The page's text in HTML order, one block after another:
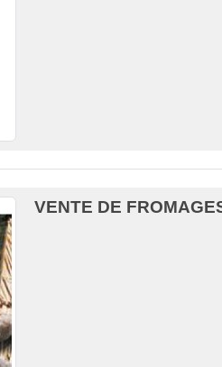
VENTE DE